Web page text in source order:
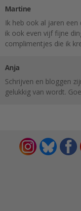
Martine
Ik heb ook al jaren
ik ook even vijf fijne
complimentjes die ik
Anja
Schrijven en bloggen
gelukkig van wordt.